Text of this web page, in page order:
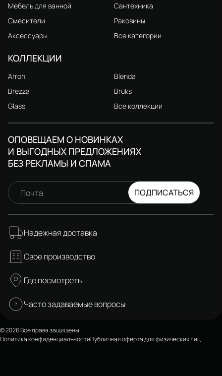
Мебель для ванной
Сантехника
Смесители
Раковины
Аксессуары
Все категории
КОЛЛЕКЦИИ
Arron
Blenda
Brezza
Bruks
Glass
Все коллекции
ОПОВЕЩАЕМ О НОВИНКАХ
И ВЫГОДНЫХ ПРЕДЛОЖЕНИЯХ
БЕЗ РЕКЛАМЫ И СПАМА
Почта ПОДПИСАТЬСЯ
Надежная доставка
Свое производство
Где посмотреть
Часто задаваемые вопросы
© 2026 Все права защищены
Политика конфиденциальностиПубличная оферта для физических лиц